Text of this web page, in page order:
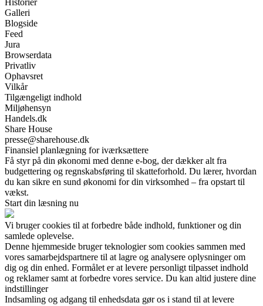
Historier
Galleri
Blogside
Feed
Jura
Browserdata
Privatliv
Ophavsret
Vilkår
Tilgængeligt indhold
Miljøhensyn
Handels.dk
Share House
presse@sharehouse.dk
Finansiel planlægning for iværksættere
Få styr på din økonomi med denne e-bog, der dækker alt fra
budgettering og regnskabsføring til skatteforhold. Du lærer, hvordan
du kan sikre en sund økonomi for din virksomhed – fra opstart til
vækst.
Start din læsning nu
Vi bruger cookies til at forbedre både indhold, funktioner og din
samlede oplevelse.
Denne hjemmeside bruger teknologier som cookies sammen med
vores samarbejdspartnere til at lagre og analysere oplysninger om
dig og din enhed. Formålet er at levere personligt tilpasset indhold
og reklamer samt at forbedre vores service. Du kan altid justere dine
indstillinger
Indsamling og adgang til enhedsdata gør os i stand til at levere